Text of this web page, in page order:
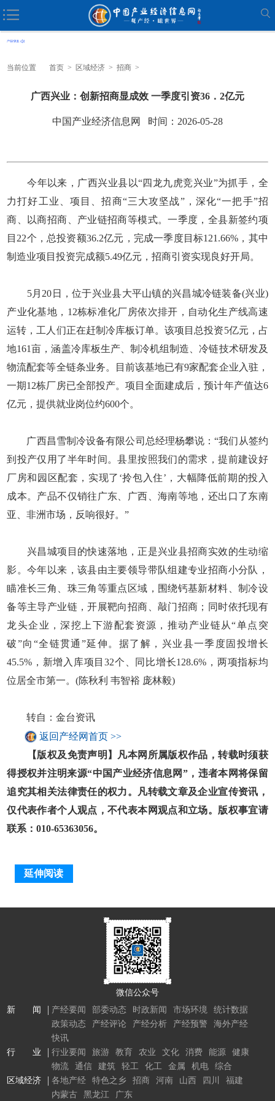
当前位置 首页 > 区域经济 > 招商 >
广西兴业：创新招商显成效 一季度引资36．2亿元
中国产业经济信息网 时间：2026-05-28
今年以来，广西兴业县以“四龙九虎竞兴业”为抓手，全
力打好工业、项目、招商“三大攻坚战”，深化“一把手”招
商、以商招商、产业链招商等模式。一季度，全县新签约项
目22个，总投资额36.2亿元，完成一季度目标121.66%，其中
制造业项目投资完成额5.49亿元，招商引资实现良好开局。
5月20日，位于兴业县大平山镇的兴昌城冷链装备(兴业)
产业化基地，12栋标准化厂房依次排开，自动化生产线高速
运转，工人们正在赶制冷库板订单。该项目总投资5亿元，占
地161亩，涵盖冷库板生产、制冷机组制造、冷链技术研发及
物流配套等全链条业务。目前该基地已有9家配套企业入驻，
一期12栋厂房已全部投产。项目全面建成后，预计年产值达6
亿元，提供就业岗位约600个。
广西昌雪制冷设备有限公司总经理杨攀说：“我们从签约
到投产仅用了半年时间。县里按照我们的需求，提前建设好
厂房和园区配套，实现了‘拎包入住’，大幅降低前期的投入
成本。产品不仅销往广东、广西、海南等地，还出口了东南
亚、非洲市场，反响很好。”
兴昌城项目的快速落地，正是兴业县招商实效的生动缩
影。今年以来，该县由主要领导带队组建专业招商小分队，
瞄准长三角、珠三角等重点区域，围绕钙基新材料、制冷设
备等主导产业链，开展靶向招商、敲门招商；同时依托现有
龙头企业，深挖上下游配套资源，推动产业链从“单点突
破”向“全链贯通”延伸。据了解，兴业县一季度固投增长
45.5%，新增入库项目32个、同比增长128.6%，两项指标均
位居全市第一。(陈秋利 韦智裕 庞林毅)
转自：金台资讯
返回产经网首页 >>
【版权及免责声明】凡本网所属版权作品，转载时须获
得授权并注明来源“中国产业经济信息网”，违者本网将保留
追究其相关法律责任的权力。凡转载文章及企业宣传资讯，
仅代表作者个人观点，不代表本网观点和立场。版权事宜请
联系：010-65363056。
延伸阅读
微信公众号
新 闻
产经要闻 部委动态 时政新闻 市场环境
统计数据
政策动态
产经评论 产经分析 产经预警
海外产经
快讯
行 业
行业要闻 旅游 教育 农业 文化 消费 能源
健康
物流
通信 建筑 轻工 化工 金属 机电
综合
区域经济
各地产经 特色之乡 招商 河南 山西 四川
福建
内蒙古
黑龙江 广东